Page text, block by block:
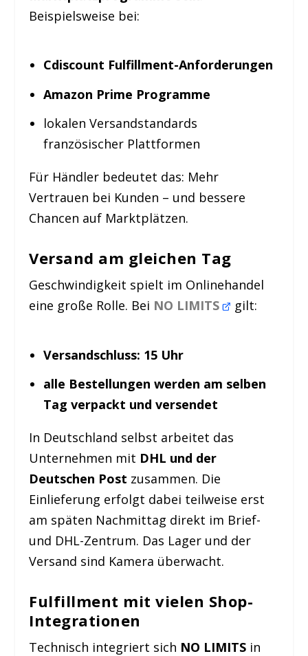
Beispielsweise bei:
Cdiscount Fulfillment-Anforderungen
Amazon Prime Programme
lokalen Versandstandards
französischer Plattformen
Für Händler bedeutet das: Mehr
Vertrauen bei Kunden – und bessere
Chancen auf Marktplätzen.
Versand am gleichen Tag
Geschwindigkeit spielt im Onlinehandel
eine große Rolle. Bei NO LIMITS gilt:
Versandschluss: 15 Uhr
alle Bestellungen werden am selben
Tag verpackt und versendet
In Deutschland selbst arbeitet das
Unternehmen mit DHL und der
Deutschen Post zusammen. Die
Einlieferung erfolgt dabei teilweise erst
am späten Nachmittag direkt im Brief-
und DHL-Zentrum. Das Lager und der
Versand sind Kamera überwacht.
Fulfillment mit vielen Shop-
Integrationen
Technisch integriert sich NO LIMITS in